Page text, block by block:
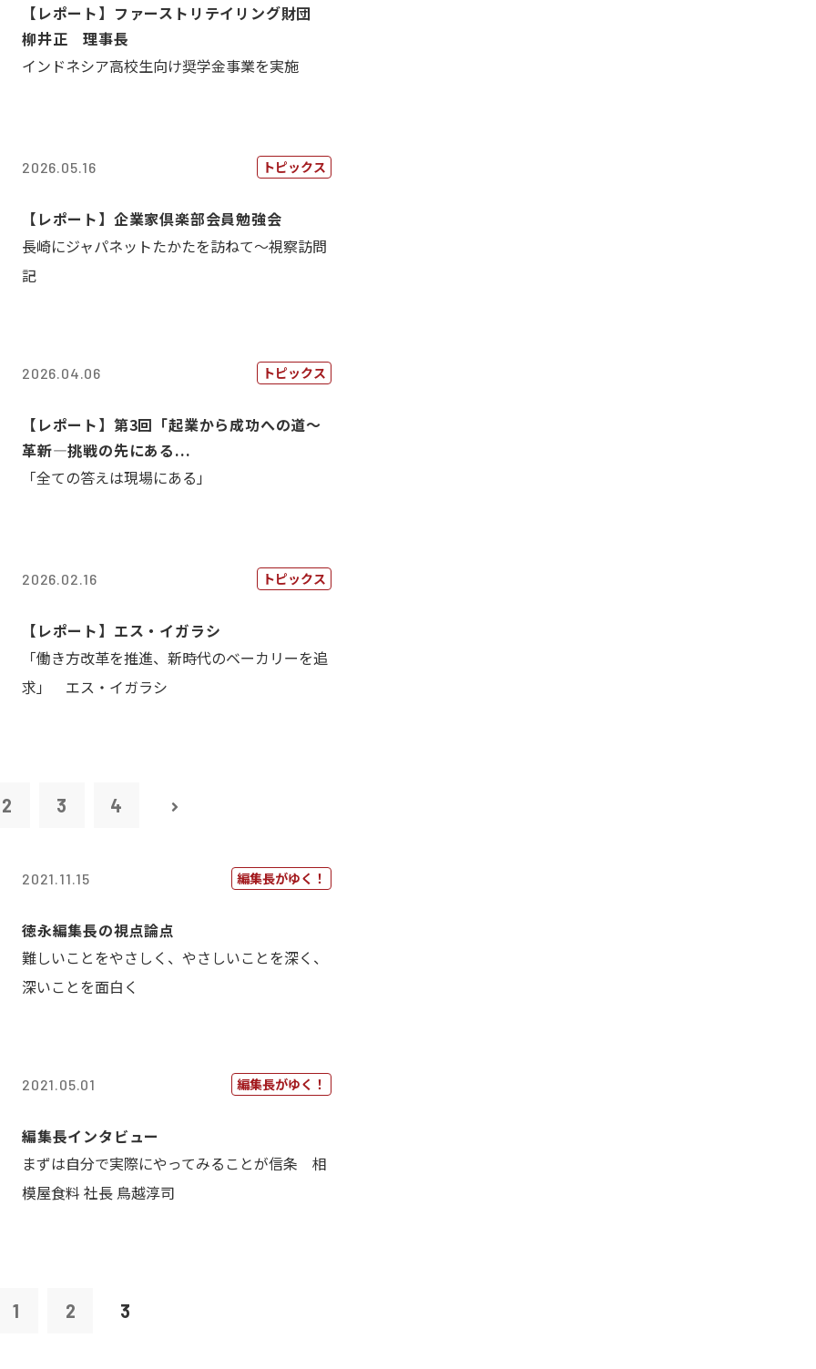
【レポート】ファーストリテイリング財団
柳井正 理事長
インドネシア高校生向け奨学金事業を実施
2026.05.16 トピックス
【レポート】企業家倶楽部会員勉強会
長崎にジャパネットたかたを訪ねて～視察訪問
記
2026.04.06 トピックス
【レポート】第3回「起業から成功への道～
革新―挑戦の先にある...
「全ての答えは現場にある」
2026.02.16 トピックス
【レポート】エス・イガラシ
「働き方改革を推進、新時代のベーカリーを追
求」 エス・イガラシ
2 3 4
2021.11.15 編集長がゆく！
徳永編集長の視点論点
難しいことをやさしく、やさしいことを深く、
深いことを面白く
2021.05.01 編集長がゆく！
編集長インタビュー
まずは自分で実際にやってみることが信条 相
模屋食料 社長 鳥越淳司
1 2 3